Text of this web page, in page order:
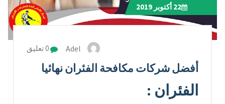
22أكتوبر 2019
Adel 0 تعليق
أفضل شركات مكافحة الفئران نهائيا
الفئران :